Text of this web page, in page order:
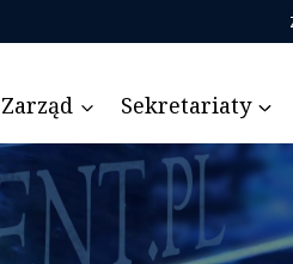
Sekretariaty